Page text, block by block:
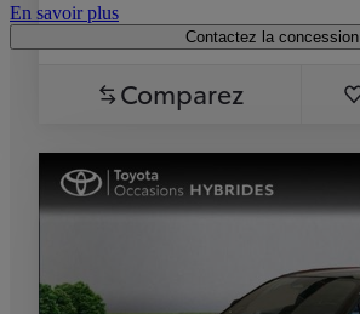
En savoir plus
Contactez la concession
Comparez